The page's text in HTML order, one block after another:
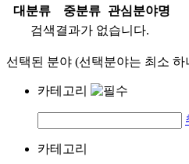
대분류
중분류
관심분야명
검색결과가 없습니다.
선택된 분야 (선택분야는 최소
카테고리
카테고리